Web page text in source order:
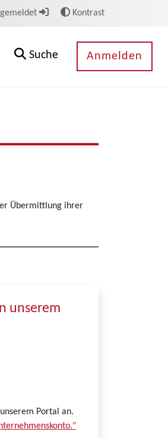
Kontrast
Suche Anmelden
Übermittlung ihrer
unserem
Portal an.